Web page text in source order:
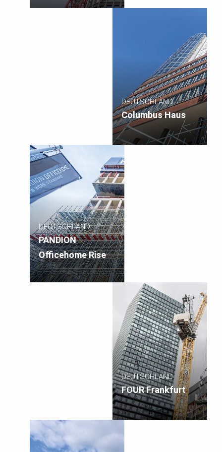
DEUTSCHLAND
Columbus Haus
DEUTSCHLAND
PANDION
Officehome Rise
DEUTSCHLAND
FOUR Frankfurt